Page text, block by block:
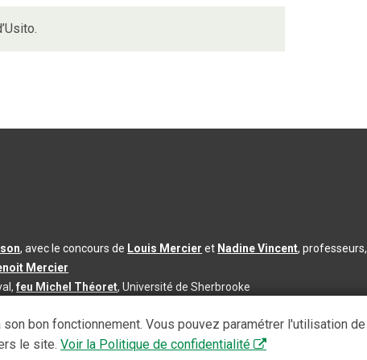
, avec le concours de Louis Mercier et Nadine Vincent,
Mercier
feu Michel Théoret, Université de Sherbrooke
du contenu :2026-08-03
bon fonctionnement. Vous pouvez paramétrer l'utilisation
le site. Voir la Politique de confidentialité